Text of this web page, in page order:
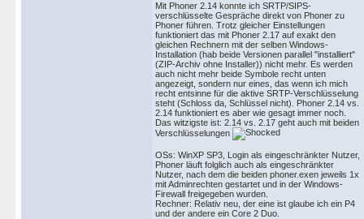
Mit Phoner 2.14 konnte ich SRTP/SIPS-
verschlüsselte Gespräche direkt von Phoner zu
Phoner führen. Trotz gleicher Einstellungen
funktioniert das mit Phoner 2.17 auf exakt den
gleichen Rechnern mit der selben Windows-
Installation (hab beide Versionen parallel "installiert"
(ZIP-Archiv ohne Installer)) nicht mehr. Es werden
auch nicht mehr beide Symbole recht unten
angezeigt, sondern nur eines, das wenn ich mich
recht entsinne für die aktive SRTP-Verschlüsselung
steht (Schloss da, Schlüssel nicht). Phoner 2.14 vs.
2.14 funktioniert es aber wie gesagt immer noch.
Das witzigste ist: 2.14 vs. 2.17 geht auch mit beiden
Verschlüsselungen
OSs: WinXP SP3, Login als eingeschränkter Nutzer,
Phoner läuft folglich auch als eingeschränkter
Nutzer, nach dem die beiden phoner.exen jeweils 1x
mit Adminrechten gestartet und in der Windows-
Firewall freigegeben wurden.
Rechner: Relativ neu, der eine ist glaube ich ein P4
und der andere ein Core 2 Duo.